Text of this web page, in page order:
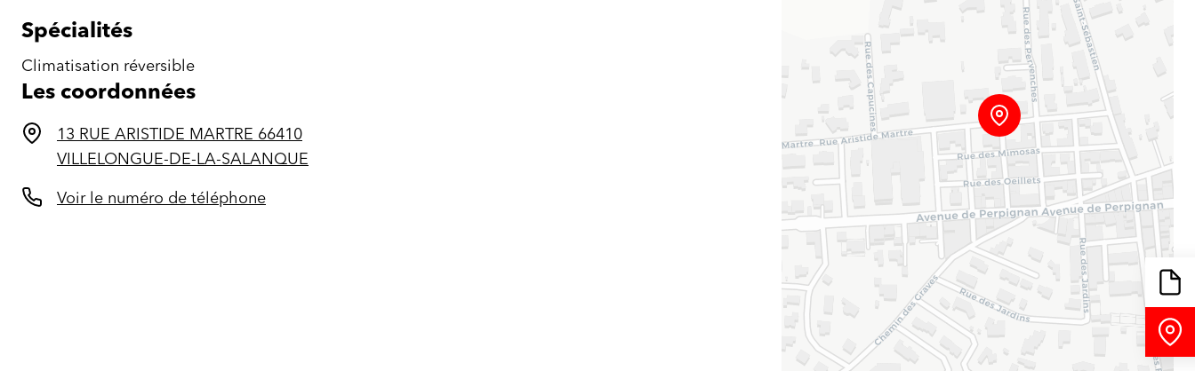
Spécialités
Climatisation réversible
Les coordonnées
13 RUE ARISTIDE MARTRE 66410
VILLELONGUE-DE-LA-SALANQUE
Voir le numéro de téléphone